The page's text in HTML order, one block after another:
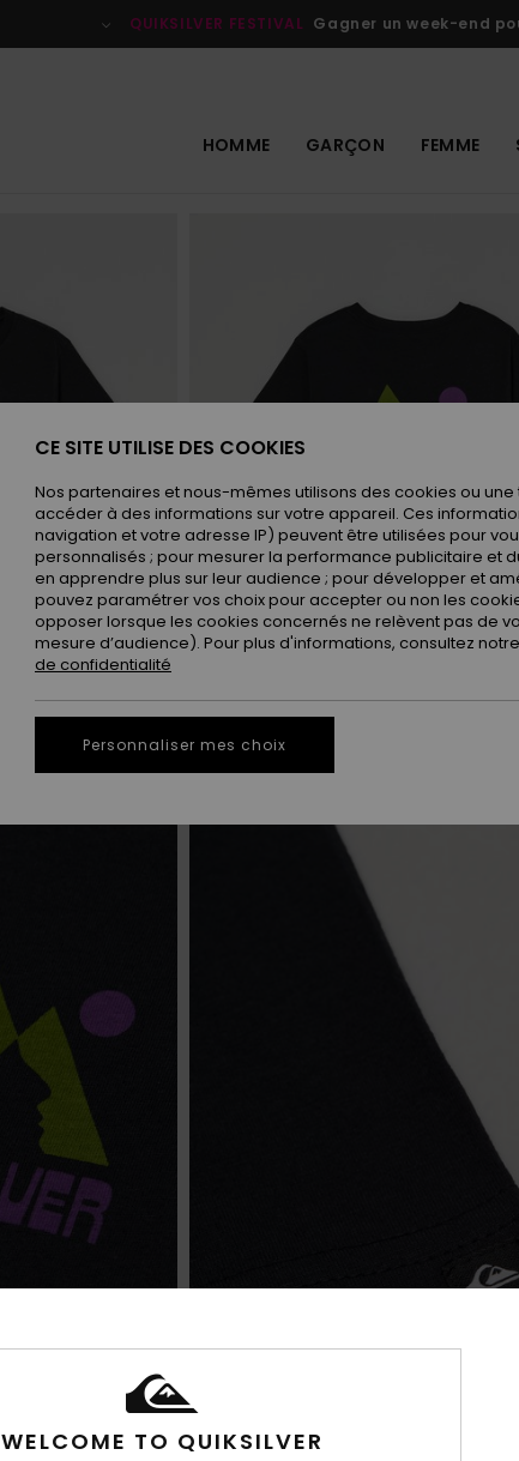
QUIKSILVER FESTIVAL Gagner un week-end
HOMME GARÇON FEMME
WELCOME TO QUIKSILVER
CE SITE UTILISE DES COOKIES
Nos partenaires et nous-mêmes utilisons des cookies ou
accéder à des informations sur votre appareil. Ces
navigation et votre adresse IP) peuvent être utilisées pour
personnalisés ; pour mesurer la performance publicitaire et
en apprendre plus sur leur audience ; pour développer et
pouvez paramétrer vos choix pour accepter ou non les
opposer lorsque les cookies concernés ne relèvent pas de
mesure d’audience). Pour plus d'informations, consultez
de confidentialité
Personnaliser mes choix